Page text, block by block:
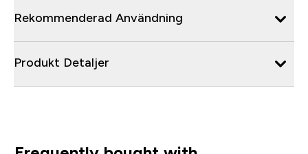
Rekommenderad Användning
Produkt Detaljer